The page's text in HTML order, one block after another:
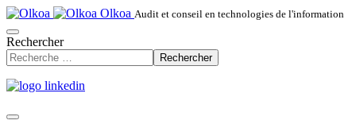
Olkoa Audit et conseil en technologies de l'information
Rechercher
Rechercher